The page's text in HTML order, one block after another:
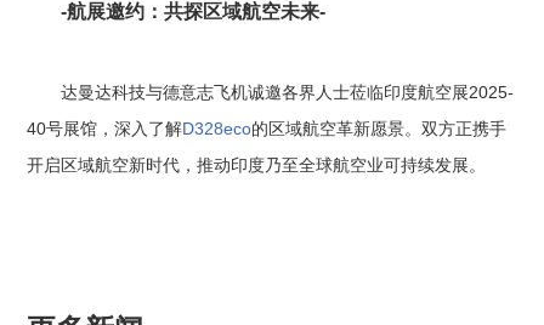
-航展邀约：共探区域航空未来-
达曼达科技与德意志飞机诚邀各界人士莅临印度航空展2025-
40号展馆，深入了解D328eco的区域航空革新愿景。双方正携手
开启区域航空新时代，推动印度乃至全球航空业可持续发展。